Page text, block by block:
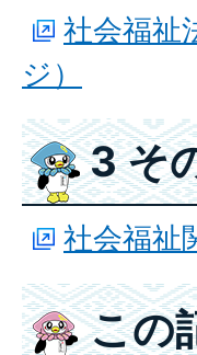
社会福祉
ジ）
3 そ
社会福祉
この